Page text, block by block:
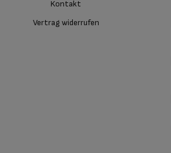
Kontakt
Vertrag widerrufen